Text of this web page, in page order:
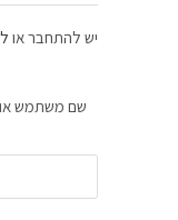
יש להתחבר או
שם משתמש או